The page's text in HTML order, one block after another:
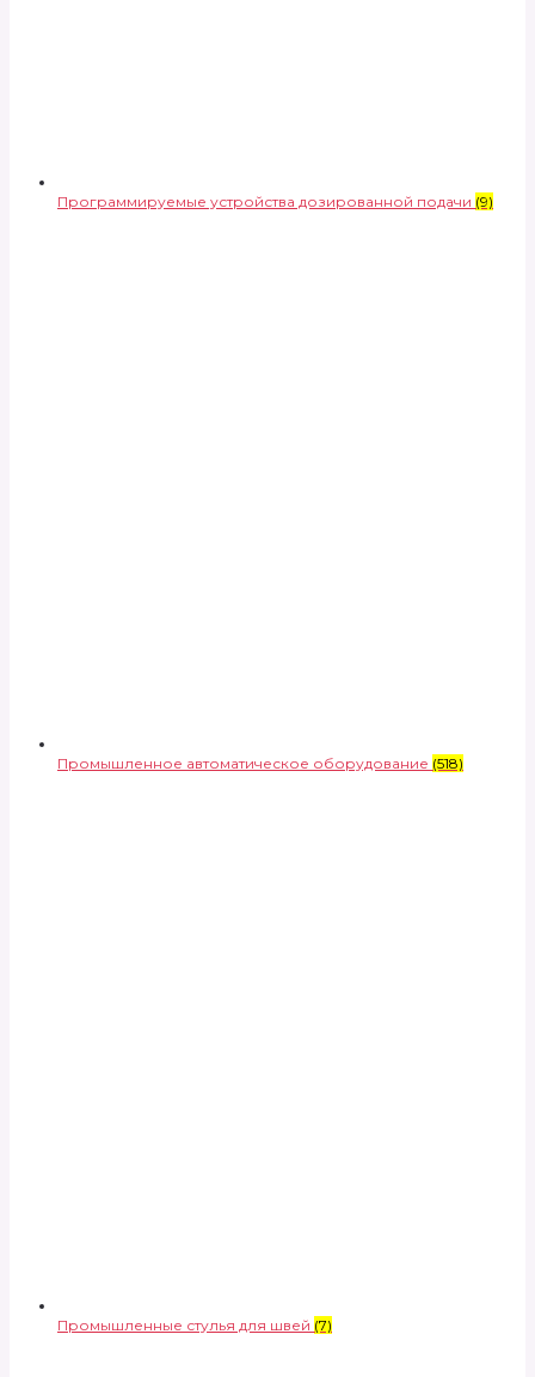
Программируемые устройства дозированной подачи (9)
Промышленное автоматическое оборудование (518)
Промышленные стулья для швей (7)